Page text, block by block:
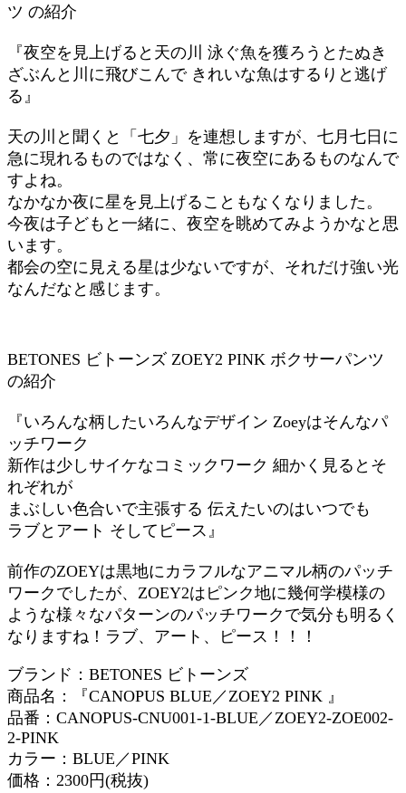
ツ の紹介
『夜空を見上げると天の川 泳ぐ魚を獲ろうとたぬき
ざぶんと川に飛びこんで きれいな魚はするりと逃げ
る』
天の川と聞くと「七夕」を連想しますが、七月七日に
急に現れるものではなく、常に夜空にあるものなんで
すよね。
なかなか夜に星を見上げることもなくなりました。
今夜は子どもと一緒に、夜空を眺めてみようかなと思
います。
都会の空に見える星は少ないですが、それだけ強い光
なんだなと感じます。
BETONES ビトーンズ ZOEY2 PINK ボクサーパンツ
の紹介
『いろんな柄したいろんなデザイン Zoeyはそんなパ
ッチワーク
新作は少しサイケなコミックワーク 細かく見るとそ
れぞれが
まぶしい色合いで主張する 伝えたいのはいつでも
ラブとアート そしてピース』
前作のZOEYは黒地にカラフルなアニマル柄のパッチ
ワークでしたが、ZOEY2はピンク地に幾何学模様の
ような様々なパターンのパッチワークで気分も明るく
なりますね！ラブ、アート、ピース！！！
ブランド：BETONES ビトーンズ
商品名：『CANOPUS BLUE／ZOEY2 PINK 』
品番：CANOPUS-CNU001-1-BLUE／ZOEY2-ZOE002-
2-PINK
カラー：BLUE／PINK
価格：2300円(税抜)